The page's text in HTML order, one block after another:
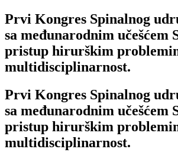
Prvi Kongres Spinalnog
sa međunarodnim učešćem
pristup hirurškim
multidisciplinarnost.
Prvi Kongres Spinalnog
sa međunarodnim učešćem
pristup hirurškim
multidisciplinarnost.